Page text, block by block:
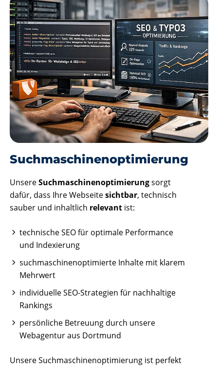
Such­maschinen­optimierung
UnsereSuchmaschinenoptimierungsorgt
dafür, dass Ihre Webseitesichtbar, technisch
sauber und inhaltlich relevant ist:
technische SEO für optimale Performance
und Indexierung
suchmaschinenoptimierte Inhalte mit klarem
Mehrwert
individuelle SEO-Strategien für nachhaltige
Rankings
persönliche Betreuung durch unsere
Webagentur aus Dortmund
Unsere Suchmaschinenoptimierung ist perfekt